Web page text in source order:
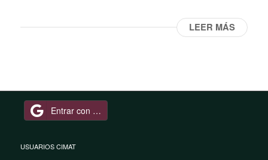
LEER MÁS
Entrar con Google
USUARIOS CIMAT